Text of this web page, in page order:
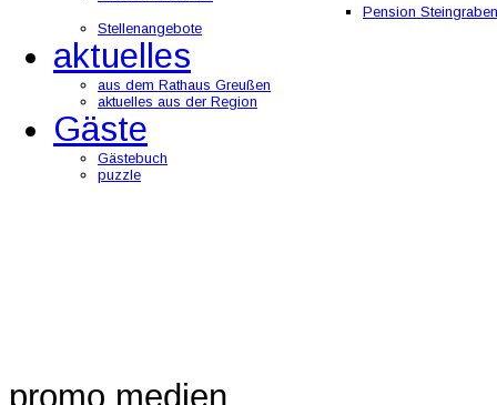
Pension Steingraben
Stellenangebote
aktuelles
aus dem Rathaus Greußen
aktuelles aus der Region
Gäste
Gästebuch
puzzle
promo medien